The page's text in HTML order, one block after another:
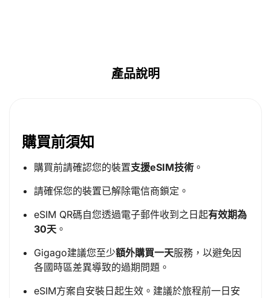
產品說明
購買前須知
購買前請確認您的裝置支援eSIM技術 。
請確保您的裝置已解除電信商鎖定。
eSIM QR碼自您透過電子郵件收到之日起有效期為
30天 。
Gigago建議您至少額外購買一天服務，以避免因
各國時區差異導致的過期問題。
eSIM方案自安裝日起生效。建議於旅程前一日安